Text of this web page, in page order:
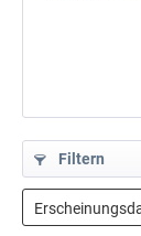
Filtern